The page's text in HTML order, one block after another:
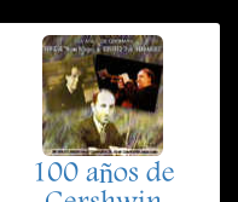
100 años de